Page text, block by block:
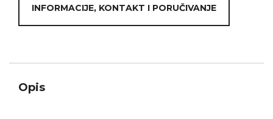
INFORMACIJE, KONTAKT I PORUČIVANJE
Opis